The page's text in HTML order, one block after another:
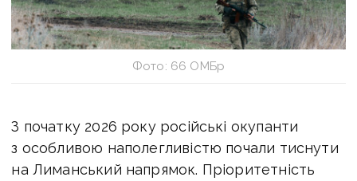
Фото: 66 ОМБр
З початку 2026 року російські окупанти
з особливою наполегливістю почали тиснути
на Лиманський напрямок. Пріоритетність